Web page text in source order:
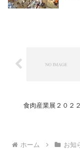
食肉産業展２０２
ホーム お知